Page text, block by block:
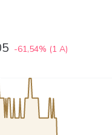
-61,54% (1 A)